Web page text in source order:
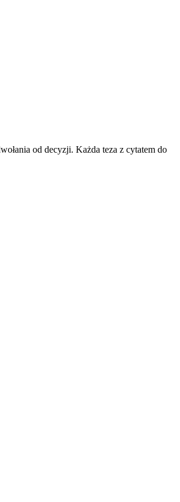
od decyzji. Każda teza z cytatem do